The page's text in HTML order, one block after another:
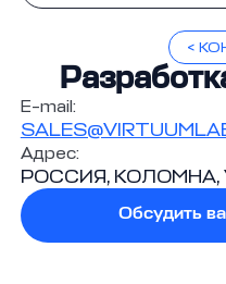
<
E-mail:
Адрес:
РОССИЯ, КОЛОМНА,
Обсудить